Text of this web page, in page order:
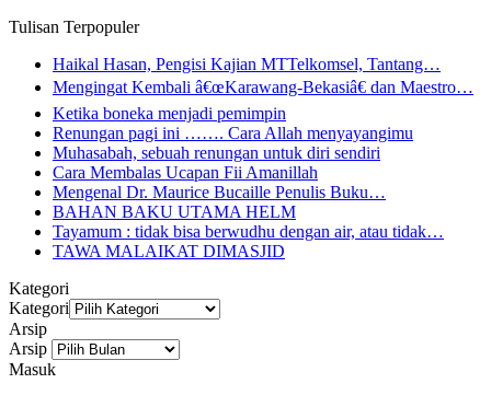
Tulisan Terpopuler
Haikal Hasan, Pengisi Kajian MTTelkomsel, Tantang…
Mengingat Kembali â€œKarawang-Bekasiâ€ dan Maestro…
Ketika boneka menjadi pemimpin
Renungan pagi ini ……. Cara Allah menyayangimu
Muhasabah, sebuah renungan untuk diri sendiri
Cara Membalas Ucapan Fii Amanillah
Mengenal Dr. Maurice Bucaille Penulis Buku…
BAHAN BAKU UTAMA HELM
Tayamum : tidak bisa berwudhu dengan air, atau tidak…
TAWA MALAIKAT DIMASJID
Kategori
Kategori
Arsip
Arsip
Masuk